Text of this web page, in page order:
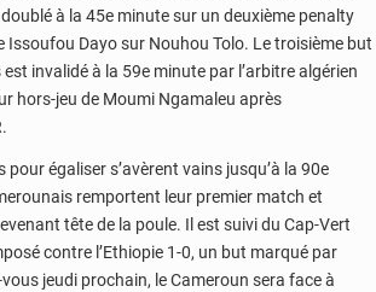
à la 45e minute sur un deuxième penalty
Issoufou Dayo sur Nouhou Tolo. Le troisième but
invalidé à la 59e minute par l’arbitre algérien
hors-jeu de Moumi Ngamaleu après
égaliser s’avèrent vains jusqu’à la 90e
remportent leur premier match et
tête de la poule. Il est suivi du Cap-Vert
contre l’Ethiopie 1-0, un but marqué par
jeudi prochain, le Cameroun sera face à